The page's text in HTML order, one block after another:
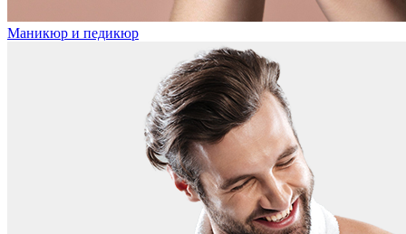
Маникюр и педикюр